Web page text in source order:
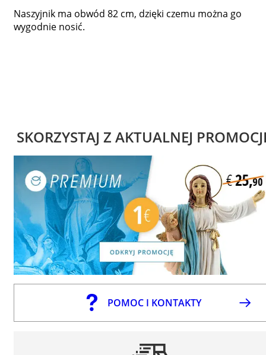
Naszyjnik ma obwód 82 cm, dzięki czemu można go
wygodnie nosić.
SKORZYSTAJ Z AKTUALNEJ
POMOC I KONTAKTY